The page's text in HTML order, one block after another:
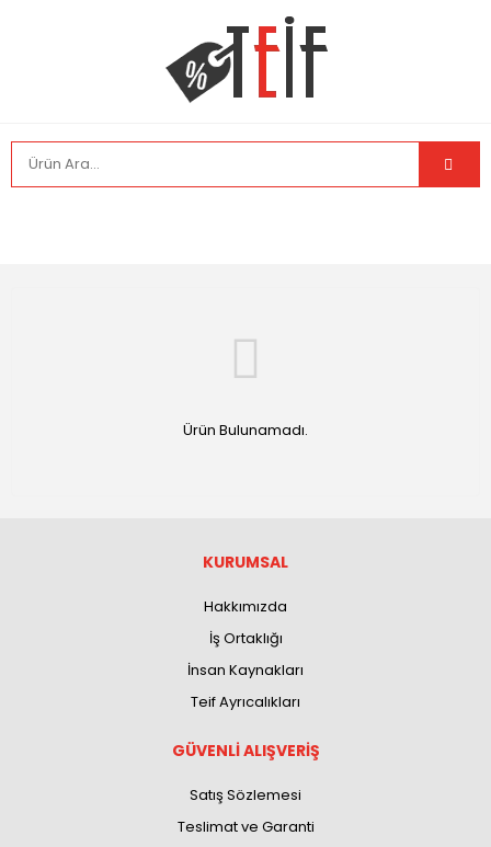
Ürün Bulunamadı.
KURUMSAL
Hakkımızda
İş Ortaklığı
İnsan Kaynakları
Teif Ayrıcalıkları
GÜVENLİ ALIŞVERİŞ
Satış Sözlemesi
Teslimat ve Garanti